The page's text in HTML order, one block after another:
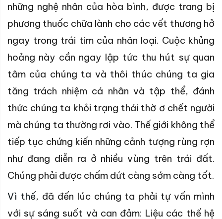
những nghệ nhân của hòa bình, được trang bị
phương thuốc chữa lành cho các vết thương hở
ngay trong trái tim của nhân loại. Cuộc khủng
hoảng này cần ngay lập tức thu hút sự quan
tâm của chúng ta và thôi thúc chúng ta gia
tăng trách nhiệm cá nhân và tập thể, đánh
thức chúng ta khỏi trạng thái thờ ơ chết người
mà chúng ta thường rơi vào. Thế giới không thể
tiếp tục chứng kiến những cảnh tượng rùng rợn
như đang diễn ra ở nhiều vùng trên trái đất.
Chúng phải được chấm dứt càng sớm càng tốt.
Vì thế, đã đến lúc chúng ta phải tự vấn mình
với sự sáng suốt và can đảm: Liệu các thế hệ